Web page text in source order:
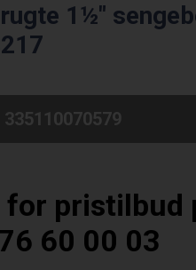
1½"
335110070579
for pristilbud
60 00 03